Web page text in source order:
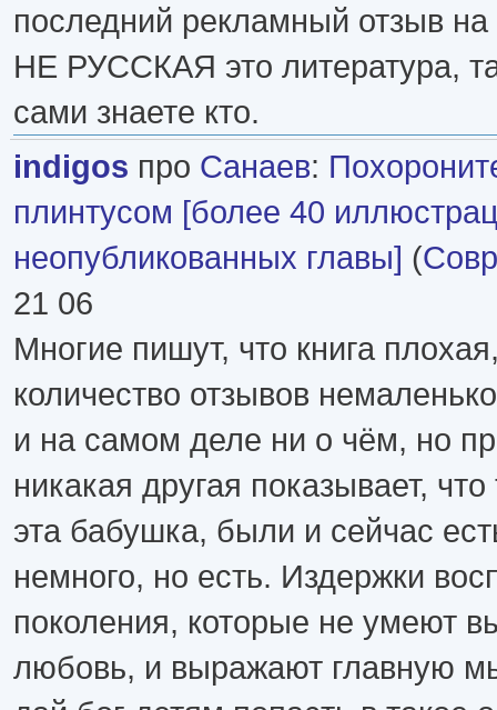
последний рекламный отзыв на
НЕ РУССКАЯ это литература,
сами знаете кто.
indigos про Санаев:
плинтусом [более 40
неопубликованных главы] (
21 06
Многие пишут, что книга
количество отзывов
и на самом деле ни о чём, но
никакая другая показывает,
эта бабушка, были и сейчас
немного, но есть. Издержки
поколения, которые не умеют
любовь, и выражают главную